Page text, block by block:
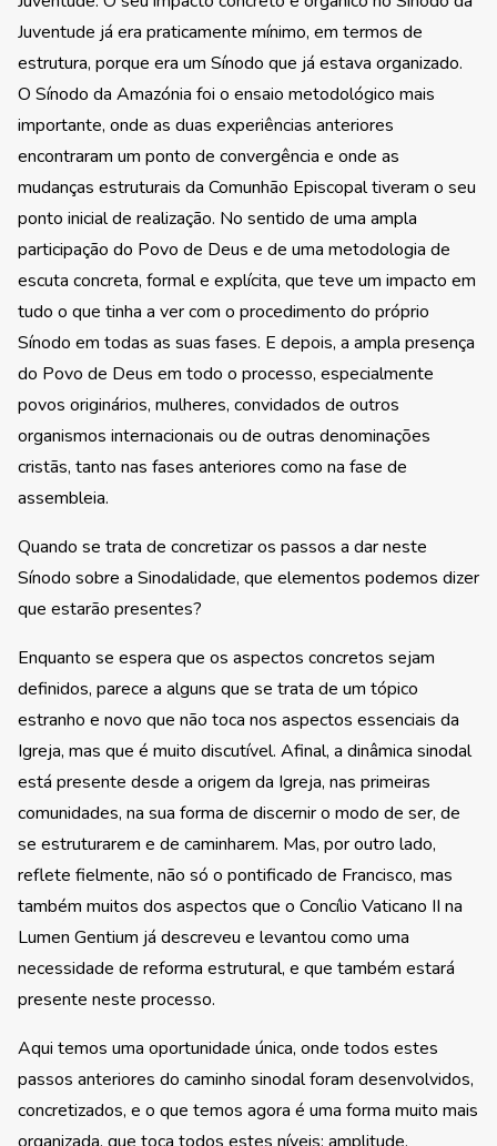
Juventude já era praticamente mínimo, em termos de
estrutura, porque era um Sínodo que já estava organizado.
O Sínodo da Amazónia foi o ensaio metodológico mais
importante, onde as duas experiências anteriores
encontraram um ponto de convergência e onde as
mudanças estruturais da Comunhão Episcopal tiveram o seu
ponto inicial de realização. No sentido de uma ampla
participação do Povo de Deus e de uma metodologia de
escuta concreta, formal e explícita, que teve um impacto em
tudo o que tinha a ver com o procedimento do próprio
Sínodo em todas as suas fases. E depois, a ampla presença
do Povo de Deus em todo o processo, especialmente
povos originários, mulheres, convidados de outros
organismos internacionais ou de outras denominações
cristãs, tanto nas fases anteriores como na fase de
assembleia.
Quando se trata de concretizar os passos a dar neste
Sínodo sobre a Sinodalidade, que elementos podemos dizer
que estarão presentes?
Enquanto se espera que os aspectos concretos sejam
definidos, parece a alguns que se trata de um tópico
estranho e novo que não toca nos aspectos essenciais da
Igreja, mas que é muito discutível. Afinal, a dinâmica sinodal
está presente desde a origem da Igreja, nas primeiras
comunidades, na sua forma de discernir o modo de ser, de
se estruturarem e de caminharem. Mas, por outro lado,
reflete fielmente, não só o pontificado de Francisco, mas
também muitos dos aspectos que o Concílio Vaticano II na
Lumen Gentium já descreveu e levantou como uma
necessidade de reforma estrutural, e que também estará
presente neste processo.
Aqui temos uma oportunidade única, onde todos estes
passos anteriores do caminho sinodal foram desenvolvidos,
concretizados, e o que temos agora é uma forma muito mais
organizada, que toca todos estes níveis: amplitude,